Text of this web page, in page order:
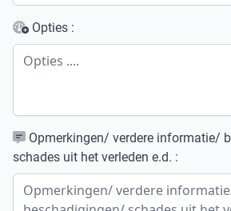
Opties :
Opmerkingen/ verdere informatie/
schades uit het verleden e.d. :